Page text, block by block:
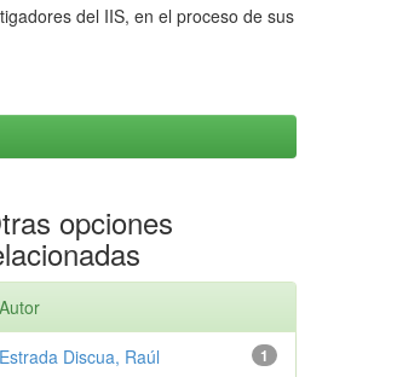
del IIS, en el proceso de sus
opciones
Autor
1
Estrada Discua, Raúl